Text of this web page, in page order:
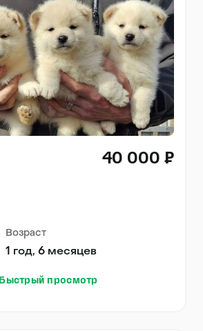
40 000 ₽
Возраст
1 год, 6 месяцев
Быстрый просмотр